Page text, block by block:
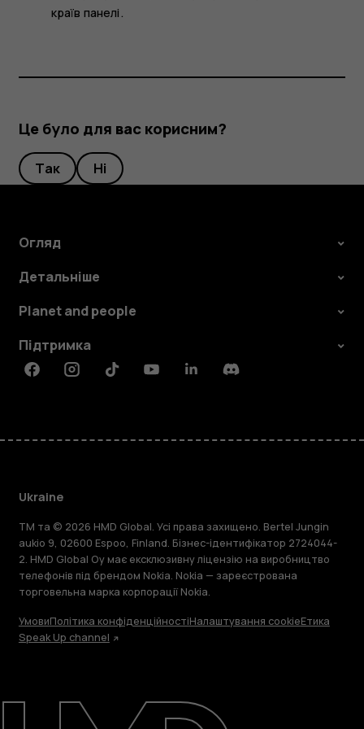
країв панелі.
Це було для вас корисним?
Так Ні
Огляд
Детальніше
Planet and people
Підтримка
FacebookInstagramTiktokYoutubeLinkedinDiscord
Ukraine
TM та © 2026 HMD Global. Усі права захищено. Bertel Jungin
aukio 9, 02600 Espoo, Finland. Бізнес-ідентифікатор 2724044-
2. HMD Global Oy має ексклюзивну ліцензію на виробництво
телефонів під брендом Nokia. Nokia — зареєстрована
торговельна марка корпорації Nokia.
УмовиПолітика конфіденційностіНалаштування cookieЕтика
Speak Up channel